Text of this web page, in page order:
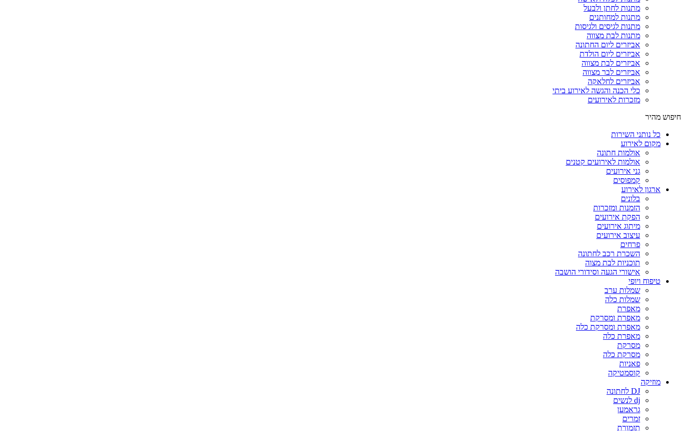
מתנות לחתן ולבעל
מתנות למחותנים
מתנות לגיסים ולגיסות
מתנות לבת מצווה
אביזרים ליום החתונה
אביזרים ליום הולדת
אביזרים לבת מצווה
אביזרים לבר מצווה
אביזרים לחלאקה
כלי הכנה והגשה לאירוע ביתי
מזכרות לאירועים
חיפוש מהיר
כל נותני השירות
מקום לאירוע
אולמות חתונה
אולמות לאירועים קטנים
גני אירועים
קמפוסים
ארגון לאירוע
בלונים
הזמנות ומזכרות
הפקת אירועים
מיתוג אירועים
עיצוב אירועים
פרחים
השכרת רכב לחתונה
תוכניות לבת מצוה
אישורי הגעה וסידורי הושבה
טיפוח ויופי
שמלות ערב
שמלות כלה
מאפרת
מאפרת ומסרקת
מאפרת ומסרקת כלה
מאפרת כלה
מסרקת
מסרקת כלה
פאניות
קוסמטיקה
מוזיקה
DJ לחתונה
dj לנשים
גראמען
זמרים
תזמורת